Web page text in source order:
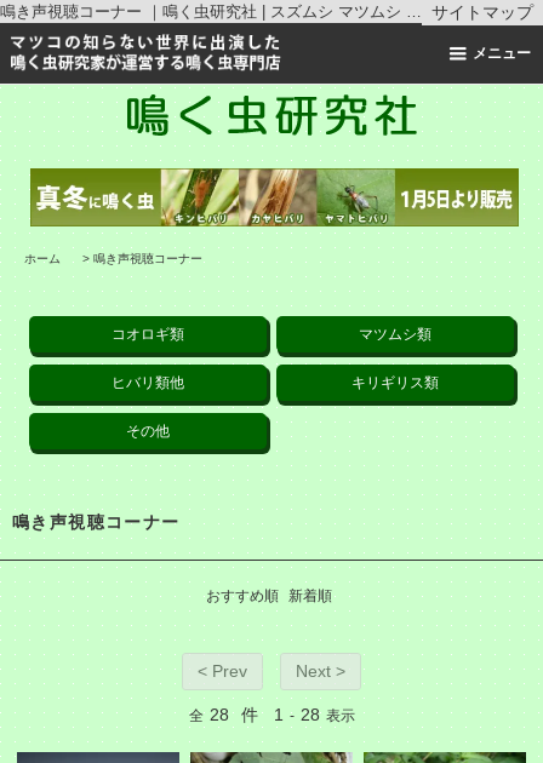
鳴き声視聴コーナー ｜鳴く虫研究社 | スズムシ マツムシ キリギリス 通販 サイトマップ
メニュー
ホーム > 鳴き声視聴コーナー
コオロギ類 マツムシ類
ヒバリ類他 キリギリス類
その他
鳴き声視聴コーナー
おすすめ順 新着順
< Prev Next >
全 28 件 1 - 28 表示